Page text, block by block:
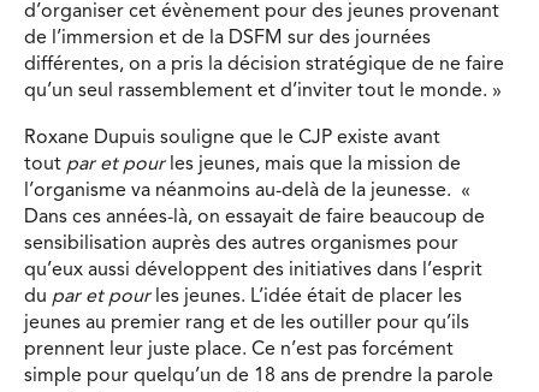
d’organiser cet évènement pour des jeunes provenant
de l’immersion et de la DSFM sur des journées
différentes, on a pris la décision stratégique de ne faire
qu’un seul rassemblement et d’inviter tout le monde. »
Roxane Dupuis souligne que le CJP existe avant
tout par et pourles jeunes, mais que la mission de
l’organisme va néanmoins au-delà de la jeunesse. «
Dans ces années-là, on essayait de faire beaucoup de
sensibilisation auprès des autres organismes pour
qu’eux aussi développent des initiatives dans l’esprit
du par et pourles jeunes. L’idée était de placer les
jeunes au premier rang et de les outiller pour qu’ils
prennent leur juste place. Ce n’est pas forcément
simple pour quelqu’un de 18 ans de prendre la parole